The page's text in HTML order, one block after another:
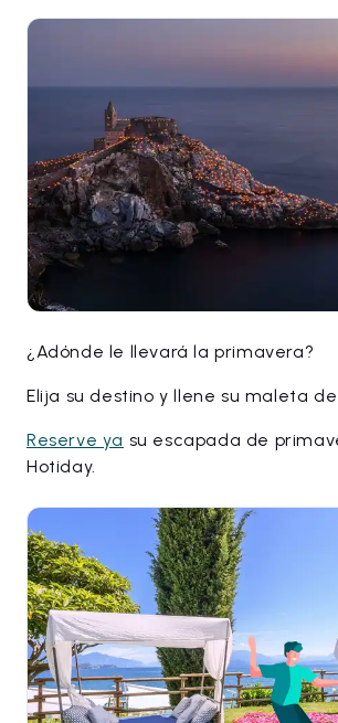
¿Adónde le llevará la primavera?
Elija su destino y llene su maleta
Reserve ya su escapada de
Hotiday.